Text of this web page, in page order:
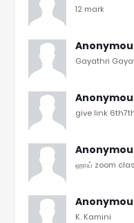
12 mark
Gayathri
give link
ஹாய் zoom
K. Kamini